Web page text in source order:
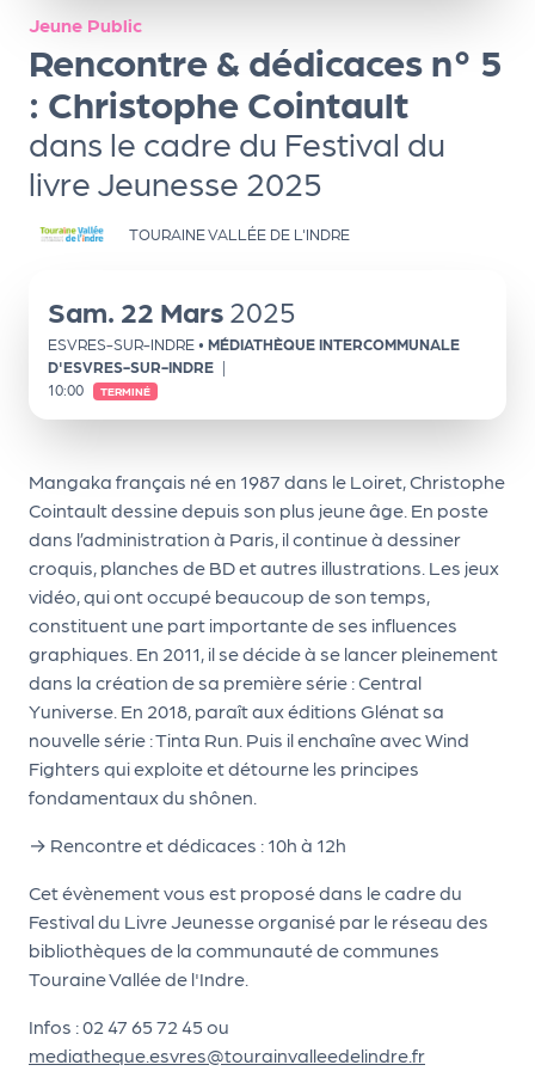
Jeune Public
Rencontre & dédicaces n° 5
: Christophe Cointault
dans le cadre du Festival du
livre Jeunesse 2025
TOURAINE VALLÉE DE L'INDRE
Sam. 22 Mars 2025
ESVRES-SUR-INDRE • MÉDIATHÈQUE INTERCOMMUNALE
D'ESVRES-SUR-INDRE |
10:00
TERMINÉ
Mangaka français né en 1987 dans le Loiret, Christophe
Cointault dessine depuis son plus jeune âge. En poste
dans l’administration à Paris, il continue à dessiner
croquis, planches de BD et autres illustrations. Les jeux
vidéo, qui ont occupé beaucoup de son temps,
constituent une part importante de ses influences
graphiques. En 2011, il se décide à se lancer pleinement
dans la création de sa première série : Central
Yuniverse. En 2018, paraît aux éditions Glénat sa
nouvelle série : Tinta Run. Puis il enchaîne avec Wind
Fighters qui exploite et détourne les principes
fondamentaux du shônen.
→ Rencontre et dédicaces : 10h à 12h
Cet évènement vous est proposé dans le cadre du
Festival du Livre Jeunesse organisé par le réseau des
bibliothèques de la communauté de communes
Touraine Vallée de l'Indre.
Infos : 02 47 65 72 45 ou
mediatheque.esvres@tourainvalleedelindre.fr
ns
PR
O
G!
PR
O
Le
Ma
g
Sui
vr
e
le
PR
O
G!
N
os
se
rvi
ce
s
L
e
k